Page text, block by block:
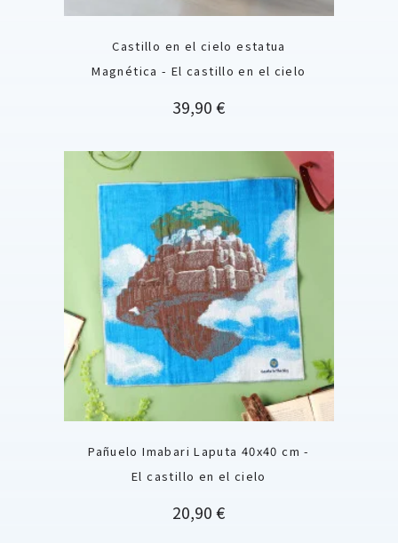
Castillo en el cielo estatua
Magnética - El castillo en el cielo
Precio
39,90 €
Pañuelo Imabari Laputa 40x40 cm -
El castillo en el cielo
Precio
20,90 €